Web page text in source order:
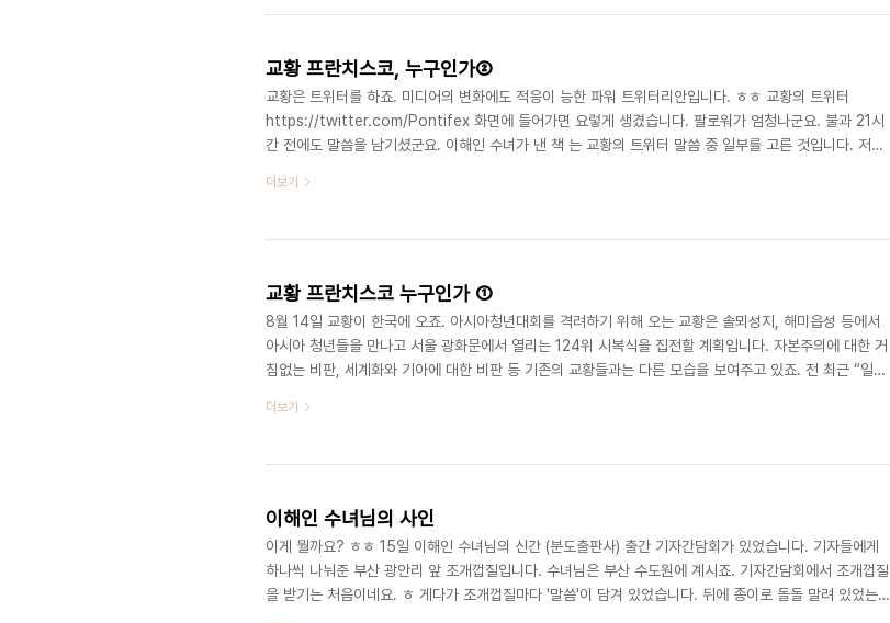
제를 해결해줄 수 있는 '절호의 기회'는 절대 아니겠지만 그래도 그의 한국 방문이 그의 메시..
교황 프란치스코, 누구인가②
교황은 트위터를 하죠. 미디어의 변화에도 적응이 능한 파워 트위터리안입니다. ㅎㅎ 교황의 트위터
https://twitter.com/Pontifex 화면에 들어가면 요렇게 생겼습니다. 팔로워가 엄청나군요. 불과 21시
간 전에도 말씀을 남기셨군요. 이해인 수녀가 낸 책 는 교황의 트위터 말씀 중 일부를 고른 것입니다. 저는
가난하고 미약하고 상처받은 사람을 섬겨야 합니다. 2013/3/24 폭력과 불의와 죄악 앞에서 우리가 할 수
둔 성목요일에 교황 프란치스코가 로마 교외에 있는 카살 델..
더보기
교황 프란치스코 누구인가 ①
8월 14일 교황이 한국에 오죠. 아시아청년대회를 격려하기 위해 오는 교황은 솔뫼성지, 해미읍성 등에서
아시아 청년들을 만나고 서울 광화문에서 열리는 124위 시복식을 집전할 계획입니다. 자본주의에 대한 거
침없는 비판, 세계화와 기아에 대한 비판 등 기존의 교황들과는 다른 모습을 보여주고 있죠. 전 최근 “일요
고 한 말씀이 참 와닿았습니다. 종교 담당인 전 교황이 방한하기 전까지 그동안 교황의 말씀을 정리해볼까
려고 합니다. 최근 세보니 교황 관련 책이 30여권이 나왔더군요. 지금 세계 어떤 리더보..
더보기
이해인 수녀님의 사인
이게 뭘까요? ㅎㅎ 15일 이해인 수녀님의 신간 (분도출판사) 출간 기자간담회가 있었습니다. 기자들에게
하나씩 나눠준 부산 광안리 앞 조개껍질입니다. 수녀님은 부산 수도원에 계시죠. 기자간담회에서 조개껍질
을 받기는 처음이네요. ㅎ 게다가 조개껍질마다 '말씀'이 담겨 있었습니다. 뒤에 종이로 돌돌 말려 있었는데